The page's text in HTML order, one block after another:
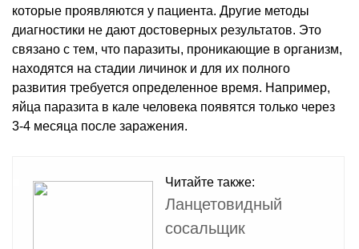
которые проявляются у пациента. Другие методы
диагностики не дают достоверных результатов. Это
связано с тем, что паразиты, проникающие в организм,
находятся на стадии личинок и для их полного
развития требуется определенное время. Например,
яйца паразита в кале человека появятся только через
3-4 месяца после заражения.
Читайте также:
Ланцетовидный
сосальщик